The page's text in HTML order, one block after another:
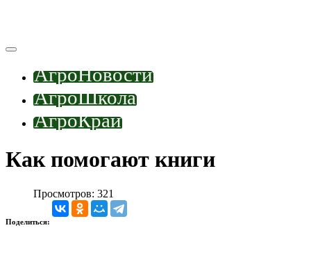
АгроНовости
АгроШкола
АгроКрай
Как помогают книги
Просмотров: 321
Поделиться: